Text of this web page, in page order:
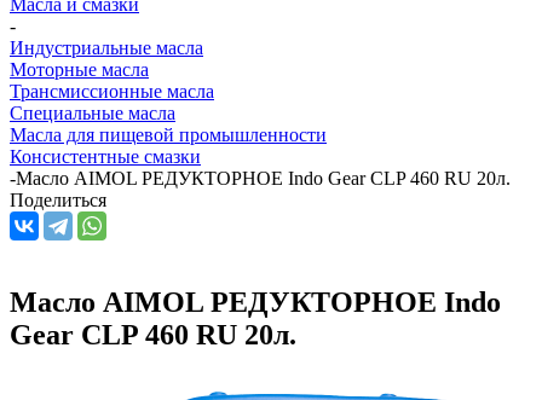
-
Индустриальные масла
Моторные масла
Трансмиссионные масла
Специальные масла
Масла для пищевой промышленности
Консистентные смазки
-Масло AIMOL РЕДУКТОРНОЕ Indo Gear CLP 460 RU 20л.
Поделиться
Масло AIMOL РЕДУКТОРНОЕ Indo
Gear CLP 460 RU 20л.